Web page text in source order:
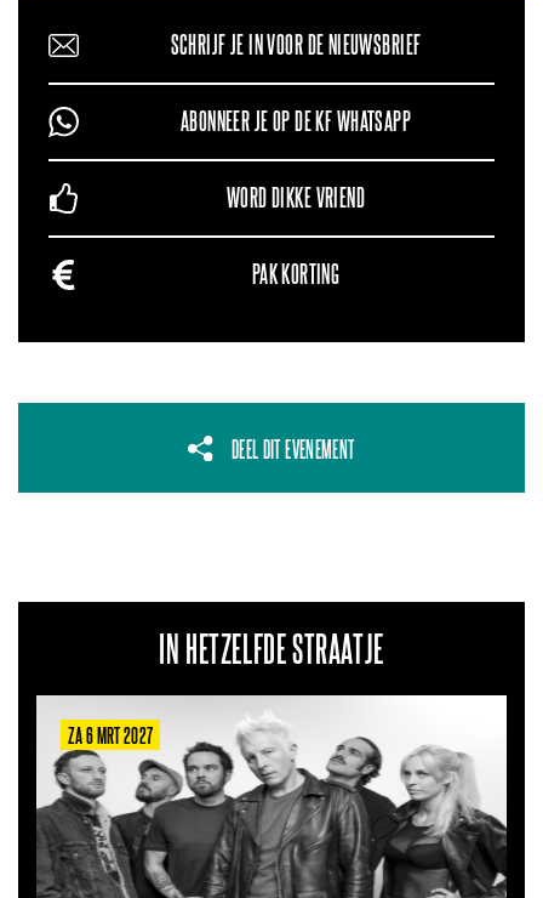
SCHRIJF JE IN VOOR DE NIEUWSBRIEF
ABONNEER JE OP DE KF WHATSAPP
WORD DIKKE VRIEND
PAK KORTING
DEEL DIT EVENEMENT
IN HETZELFDE STRAATJE
ZA 22 AUG 2026